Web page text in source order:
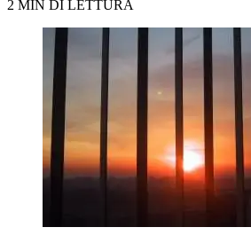
2 MIN DI LETTURA